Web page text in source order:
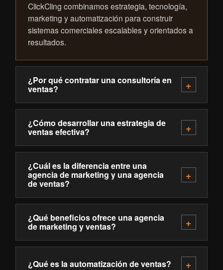
ClickCling combinamos estrategia, tecnología,
marketing y automatización para construir
sistemas comerciales escalables y orientados a
resultados.
¿Por qué contratar una consultoría en
ventas?
¿Cómo desarrollar una estrategia de
ventas efectiva?
¿Cuál es la diferencia entre una
agencia de marketing y una agencia
de ventas?
¿Qué beneficios ofrece una agencia
de marketing y ventas?
¿Qué es la automatización de ventas?